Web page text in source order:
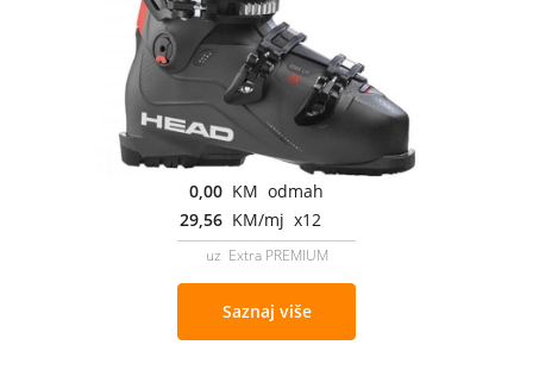
0,00 KM odmah
29,56 KM/mj x12
uz Extra PREMIUM
Saznaj više